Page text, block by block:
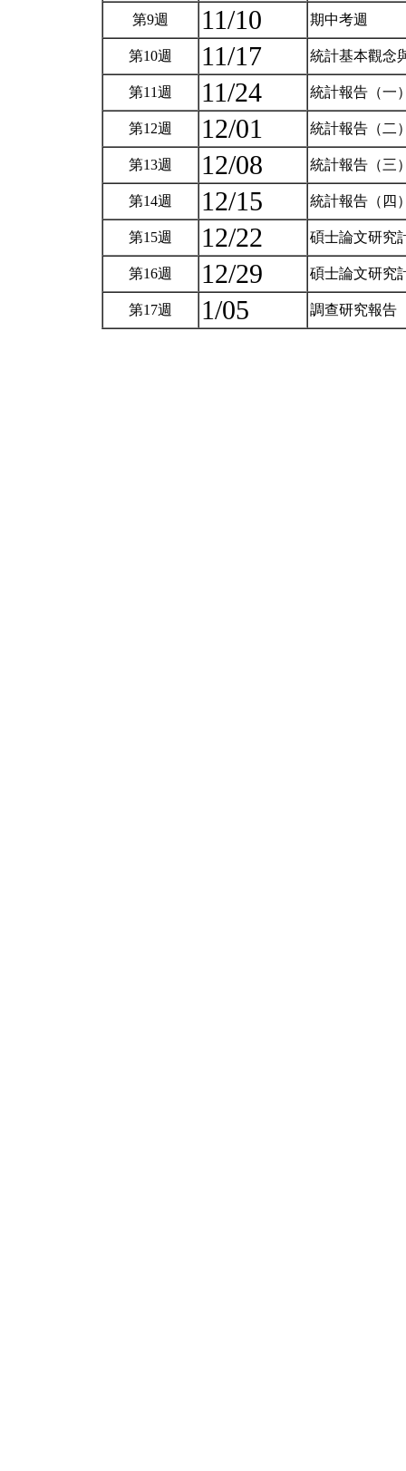
第9週 11/10 期中考週
第10週 11/17 統計基本觀念
第11週 11/24 統計報告（一
第12週 12/01 統計報告（二
第13週 12/08 統計報告（三
第14週 12/15 統計報告（四
第15週 12/22 碩士論文研究
第16週 12/29 碩士論文研究
第17週 1/05 調查研究報告